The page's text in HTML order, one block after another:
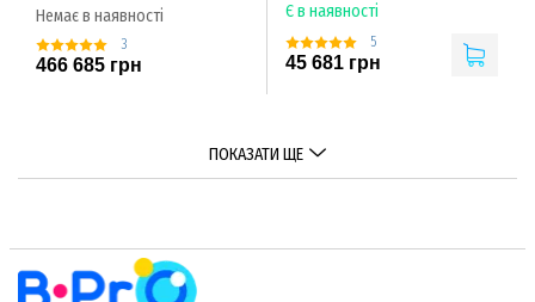
Немає в наявності
3
466 685 грн
Є в наявності
5
45 681 грн
ПОКАЗАТИ ЩЕ